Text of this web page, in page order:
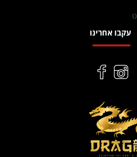
עקבו אחרינו